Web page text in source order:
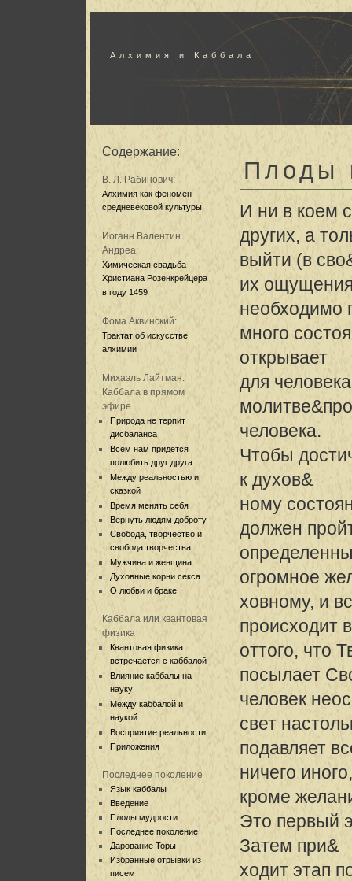
Алхимия и Каббала
Содержание:
В. Л. Рабинович:
Алхимия как феномен
средневековой культуры
Иоганн Валентин
Андреа:
Химическая свадьба
Христиана Розенкрейцера
в году 1459
Фома Аквинский:
Трактат об искусстве
алхимии
Михаэль Лайтман:
Каббала в прямом
эфире
Природа не терпит
дисбаланса
Всем нам придется
полюбить друг друга
Между реальностью и
сказкой
Время менять себя
Вернуть людям доброту
Свобода, творчество и
свобода творчества
Мужчина и женщина
Духовные корни секса
О любви и браке
Каббала или квантовая
физика
Квантовая физика
встречается с каббалой
Влияние каббалы на
науку
Между каббалой и
наукой
Восприятие реальности
Приложения
Последнее поколение
Язык каббалы
Введение
Плоды мудрости
Последнее поколение
Дарование Торы
Избранные отрывки из
писем
Плоды
И ни в коем
других, а
выйти (в
их
необходимо
много
открывает
для
человека.
Чтобы
к духов&
ному
должен
огромное
ховному, и
происходит
оттого, что
посылает
человек
свет
подавляет
ничего иного,
кроме
Это первый
Затем при&
ходит этап